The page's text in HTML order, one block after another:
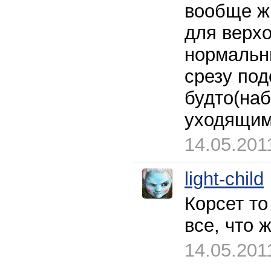
вообще ж
для
срезу
light-child
Корсет
все, что